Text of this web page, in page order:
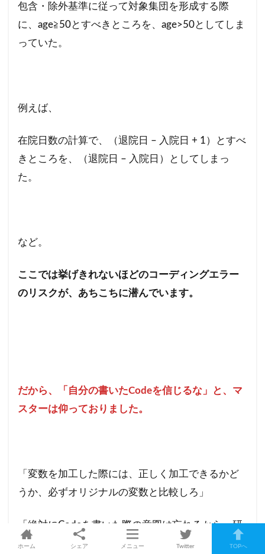
包含・除外基準に従って対象集団を形成する際
に、age≧50とすべきところを、age>50としてしま
っていた。
例えば、
在院日数の計算で、（退院日 – 入院日 + 1）とすべ
きところを、（退院日 – 入院日）としてしまっ
た。
など。
ここでは挙げきれないほどのコーディングエラー
のリスクが、あちこちに潜んでいます。
だから、「自分の書いたCodeを信じるな」と、マ
スターは仰っておりました。
「変数を加工した際には、正しく加工できるかど
うか、必ずオリジナルの変数と比較しろ」
「絶対にCodeを書いた際の意図は忘れるから、研
究ノートをとるか、スクリプト内にコメントを入
ホーム シェア メニュー Twitter TOPへ